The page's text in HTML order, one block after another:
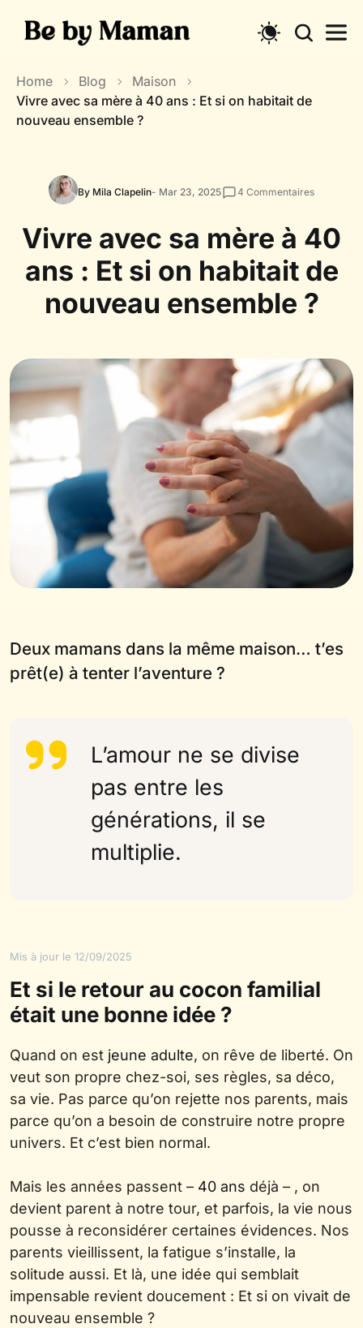
Home Blog
Maison
Vivre avec sa mère à 40 ans : Et si on habitait de
nouveau ensemble ?
By Mila Clapelin- Mar 23, 2025 4 Commentaires
Vivre avec sa mère à 40
ans : Et si on habitait de
nouveau ensemble ?
Deux mamans dans la même maison… t’es
prêt(e) à tenter l’aventure ?
L’amour ne se divise
pas entre les
générations, il se
multiplie.
Mis à jour le 12/09/2025
Et si le retour au cocon familial
était une bonne idée ?
Quand on est jeune adulte, on rêve de liberté. On
veut son propre chez-soi, ses règles, sa déco,
sa vie. Pas parce qu’on rejette nos parents, mais
parce qu’on a besoin de construire notre propre
univers. Et c’est bien normal.
Mais les années passent – 40 ans déjà – , on
devient parent à notre tour, et parfois, la vie nous
pousse à reconsidérer certaines évidences. Nos
parents vieillissent, la fatigue s’installe, la
solitude aussi. Et là, une idée qui semblait
impensable revient doucement : Et si on vivait de
nouveau ensemble ?